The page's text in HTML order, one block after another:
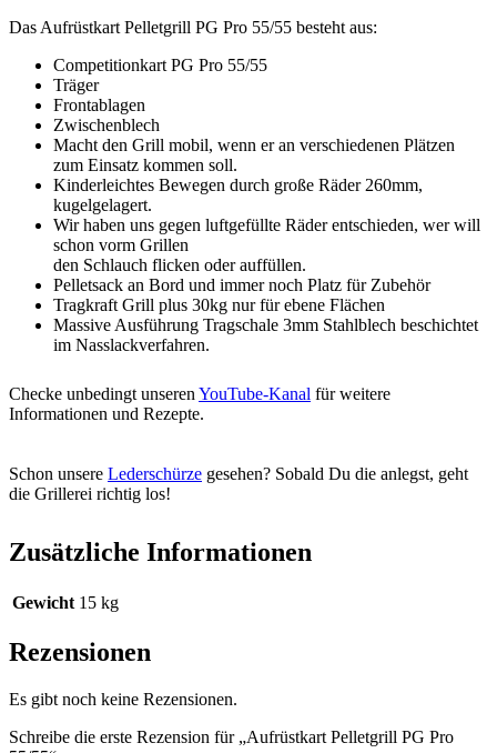
Das Aufrüstkart Pelletgrill PG Pro 55/55 besteht aus:
Competitionkart PG Pro 55/55
Träger
Frontablagen
Zwischenblech
Macht den Grill mobil, wenn er an verschiedenen Plätzen
zum Einsatz kommen soll.
Kinderleichtes Bewegen durch große Räder 260mm,
kugelgelagert.
Wir haben uns gegen luftgefüllte Räder entschieden, wer will
schon vorm Grillen
den Schlauch flicken oder auffüllen.
Pelletsack an Bord und immer noch Platz für Zubehör
Tragkraft Grill plus 30kg nur für ebene Flächen
Massive Ausführung Tragschale 3mm Stahlblech beschichtet
im Nasslackverfahren.
Checke unbedingt unseren YouTube-Kanal für weitere
Informationen und Rezepte.
Schon unsere Lederschürze gesehen? Sobald Du die anlegst, geht
die Grillerei richtig los!
Zusätzliche Informationen
Gewicht 15 kg
Rezensionen
Es gibt noch keine Rezensionen.
Schreibe die erste Rezension für „Aufrüstkart Pelletgrill PG Pro